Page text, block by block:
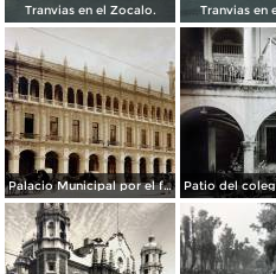
Tranvias en el Zocalo. Tranvias en
Palacio Municipal por el fotografo Hugo Brehme..